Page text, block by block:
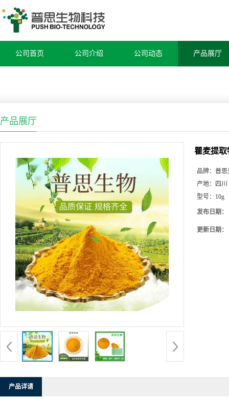
公司首页 公司介绍 公司动态 产品展厅
产品展厅
瞿麦提取
品牌： 普思
产地：
四川
型号： 10g
发布日期：
更新日期：
产品详请